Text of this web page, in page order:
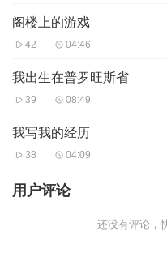
阁楼上的游戏
42 04:46
我出生在普罗旺斯省
39 08:49
我写我的经历
38 04:09
用户评论
还没有评论，